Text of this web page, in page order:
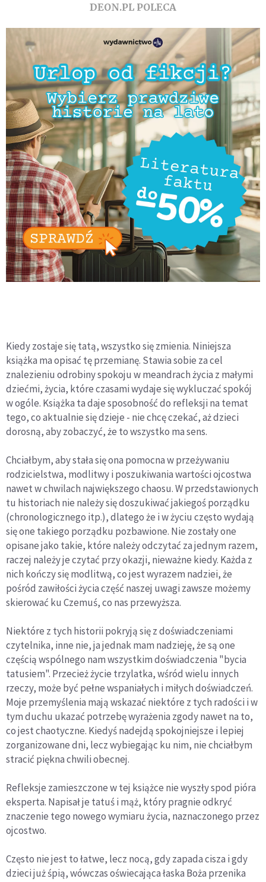
DEON.PL POLECA
Kiedy zostaje się tatą, wszystko się zmienia. Niniejsza
książka ma opisać tę przemianę. Stawia sobie za cel
znalezieniu odrobiny spokoju w meandrach życia z małymi
dziećmi, życia, które czasami wydaje się wykluczać spokój
w ogóle. Książka ta daje sposobność do refleksji na temat
tego, co aktualnie się dzieje - nie chcę czekać, aż dzieci
dorosną, aby zobaczyć, że to wszystko ma sens.
Chciałbym, aby stała się ona pomocna w przeżywaniu
rodzicielstwa, modlitwy i poszukiwania wartości ojcostwa
nawet w chwilach największego chaosu. W przedstawionych
tu historiach nie należy się doszukiwać jakiegoś porządku
(chronologicznego itp.), dlatego że i w życiu często wydają
się one takiego porządku pozbawione. Nie zostały one
opisane jako takie, które należy odczytać za jednym razem,
raczej należy je czytać przy okazji, nieważne kiedy. Każda z
nich kończy się modlitwą, co jest wyrazem nadziei, że
pośród zawiłości życia część naszej uwagi zawsze możemy
skierować ku Czemuś, co nas przewyższa.
Niektóre z tych historii pokryją się z doświadczeniami
czytelnika, inne nie, ja jednak mam nadzieję, że są one
częścią wspólnego nam wszystkim doświadczenia "bycia
tatusiem". Przecież życie trzylatka, wśród wielu innych
rzeczy, może być pełne wspaniałych i miłych doświadczeń.
Moje przemyślenia mają wskazać niektóre z tych radości i w
tym duchu ukazać potrzebę wyrażenia zgody nawet na to,
co jest chaotyczne. Kiedyś nadejdą spokojniejsze i lepiej
zorganizowane dni, lecz wybiegając ku nim, nie chciałbym
stracić piękna chwili obecnej.
Refleksje zamieszczone w tej książce nie wyszły spod pióra
eksperta. Napisał je tatuś i mąż, który pragnie odkryć
znaczenie tego nowego wymiaru życia, naznaczonego przez
ojcostwo.
Często nie jest to łatwe, lecz nocą, gdy zapada cisza i gdy
dzieci już śpią, wówczas oświecająca łaska Boża przenika